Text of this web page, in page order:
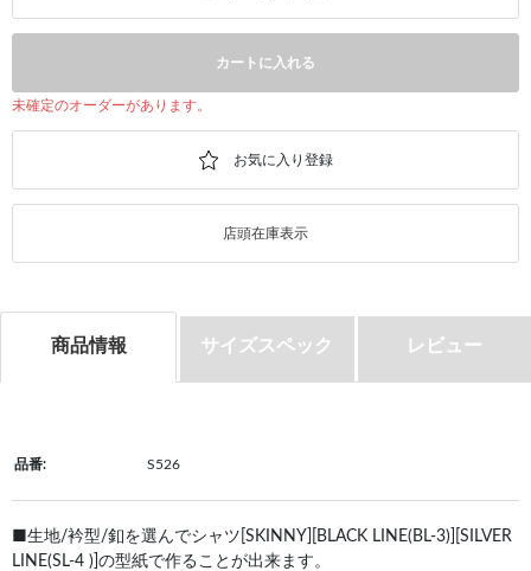
カートに入れる
未確定のオーダーがあります。
店頭在庫表示
商品情報 サイズスペック レビュー
品番: S526
■生地/衿型/釦を選んでシャツ[SKINNY][BLACK LINE(BL-3)][SILVER
LINE(SL-4 )]の型紙で作ることが出来ます。